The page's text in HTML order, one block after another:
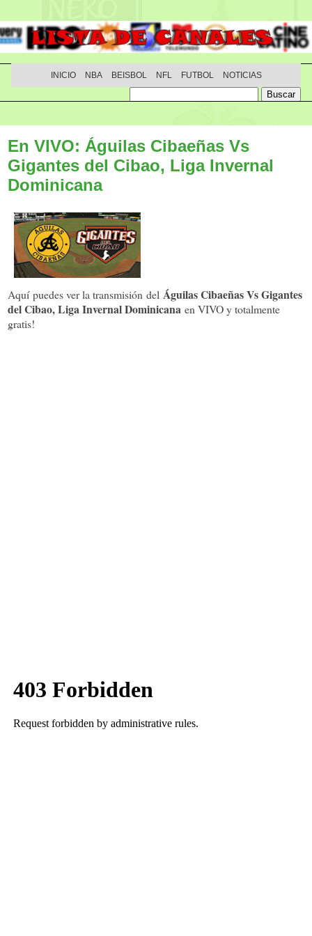
INICIO NBA BEISBOL NFL FUTBOL NOTICIAS
En VIVO: Águilas Cibaeñas Vs
Gigantes del Cibao, Liga Invernal
Dominicana
Aquí puedes ver la transmisión del Águilas Cibaeñas Vs Gigantes
del Cibao, Liga Invernal Dominicana en VIVO y totalmente
gratis!